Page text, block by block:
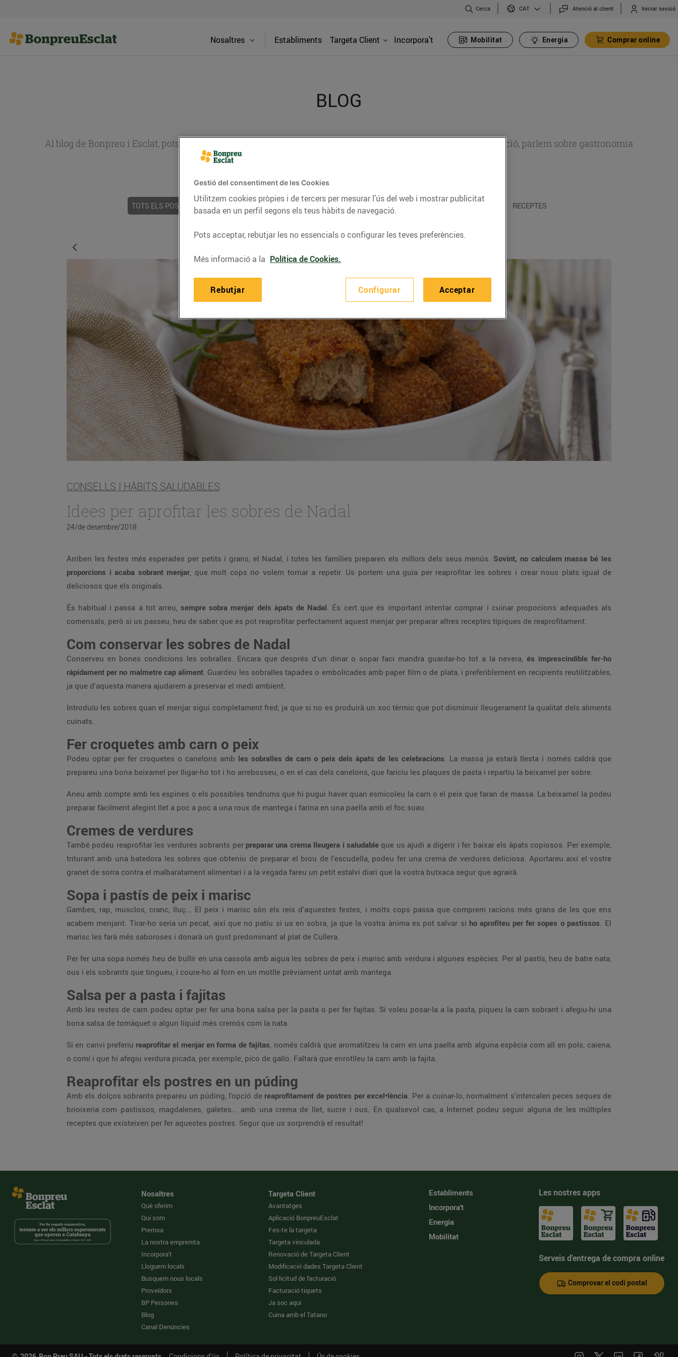
Cerca CAT Atenció al client Iniciar sessió
Nosaltres Establiments Targeta Client Incorpora't Mobilitat Energia Comprar online
BLOG
Al blog de Bonpreu i Esclat, pots trobar receptes, consells nutricionals, informació d’actualitat sobre alimentació, parlem sobre gastronomia
TOTS ELS POSTS ACTUALITAT CONSELLS I HÀBITS SALUDABLES ENERGIA GASTRONOMIA I TRADICIONS RECEPTES
CONSELLS I HÀBITS SALUDABLES
Idees per aprofitar les sobres de Nadal
24/de desembre/2018
Arriben les festes més esperades per petits i grans, el Nadal, i totes les famílies preparen els millors dels seus menús. Sovint, no calculem massa bé les
proporcions i acaba sobrant menjar, que molt cops no volem tornar a repetir. Us portem una guia per reaprofitar les sobres i crear nous plats igual de
deliciosos que els originals.
És habitual i passa a tot arreu, sempre sobra menjar dels àpats de Nadal. És cert que és important intentar comprar i cuinar propocions adequades als
comensals, però si us passeu, heu de saber que es pot reaprofitar perfectament aquest menjar per preparar altres receptes típiques de reaprofitament.
Com conservar les sobres de Nadal
Conserveu en bones condicions les sobralles. Encara que després d'un dinar o sopar faci mandra guardar-ho tot a la nevera, és imprescindible fer-ho
ràpidament per no malmetre cap aliment. Guardeu les sobralles tapades o embolicades amb paper film o de plata, i preferiblement en recipients reutilitzables,
ja que d'aquesta manera ajudarem a preservar el medi ambient.
Introduïu les sobres quan el menjar sigui completament fred, ja que si no es produirà un xoc tèrmic que pot disminuir lleugerament la qualitat dels aliments
cuinats.
Fer croquetes amb carn o peix
Podeu optar per fer croquetes o canelons amb les sobralles de carn o peix dels àpats de les celebracions. La massa ja estarà llesta i només caldrà que
prepareu una bona beixamel per lligar-ho tot i ho arrebosseu, o en el cas dels canelons, que fariciu les plaques de pasta i repartiu la beixamel per sobre.
Aneu amb compte amb les espines o els possibles tendrums que hi pugui haver quan esmicoleu la carn o el peix que faran de massa. La beixamel la podeu
preparar fàcilment afegint llet a poc a poc a una roux de mantega i farina en una paella amb el foc suau.
Cremes de verdures
També podeu reaprofitar les verdures sobrants per preparar una crema lleugera i saludable que us ajudi a digerir i fer baixar els àpats copiosos. Per exemple,
triturant amb una batedora les sobres que obteniu de preparar el brou de l'escudella, podeu fer una crema de verdures deliciosa. Aportareu així el vostre
granet de sorra contra el malbaratament alimentari i a la vegada fareu un petit estalvi diari que la vostra butxaca segur que agrairà.
Sopa i pastís de peix i marisc
Gambes, rap, musclos, cranc, lluç... El peix i marisc són els reis d'aquestes festes, i molts cops passa que comprem racions més grans de les que ens
acabem menjant. Tirar-ho seria un pecat, així que no patiu si us en sobra, ja que la vostra ànima es pot salvar si ho aprofiteu per fer sopes o pastissos. El
marisc les farà més saboroses i donarà un gust predominant al plat de Cullera.
Per fer una sopa només heu de bullir en una cassola amb aigua les sobres de peix i marisc amb verdura i algunes espècies. Per al pastís, heu de batre nata,
ous i els sobrants que tingueu, i coure-ho al forn en un motlle prèviament untat amb mantega.
Salsa per a pasta i fajitas
Amb les restes de carn podeu optar per fer una bona salsa per la pasta o per fer fajitas. Si voleu posar-la a la pasta, piqueu la carn sobrant i afegiu-hi una
bona salsa de tomàquet o algun líquid més cremós com la nata.
Si en canvi preferiu reaprofitar el menjar en forma de fajitas, només caldrà que aromatitzeu la carn en una paella amb alguna espècia com all en pols, caiena,
o comí i que hi afegiu verdura picada, per exemple, pico de gallo. Faltarà que enrotlleu la carn amb la fajita.
Reaprofitar els postres en un púding
Amb els dolços sobrants prepareu un púding, l'opció de reaprofitament de postres per excel•lència. Per a cuinar-lo, normalment s'intercalen peces seques de
brioixeria com pastissos, magdalenes, galetes... amb una crema de llet, sucre i ous. En qualsevol cas, a Internet podeu seguir alguna de les múltiples
receptes que existeixen per fer aquestes postres. Segur que us sorprendrà el resultat!
Nosaltres
Què oferim
Qui som
Premsa
La nostra empremta
Incorpora't
Lloguem locals
Busquem nous locals
Proveïdors
BP Persones
Blog
Canal Denúncies
Targeta Client
Avantatges
Aplicació BonpreuEsclat
Fes-te la targeta
Targeta vinculada
Renovació de Targeta Client
Modificació dades Targeta Client
Sol·licitud de facturació
Facturació tiquets
Ja soc aquí
Cuina amb el Tatano
Establiments
Incorpora't
Energia
Mobilitat
Les nostres apps
Serveis d'entrega de compra online
Comprovar el codi postal
Gestió del consentiment de les Cookies
Utilitzem cookies pròpies i de tercers per mesurar l’ús del web i mostrar publicitat
basada en un perfil segons els teus hàbits de navegació.
Pots acceptar, rebutjar les no essencials o configurar les teves preferències.
Més informació a la Política de Cookies.
Configurar
Rebutjar Acceptar